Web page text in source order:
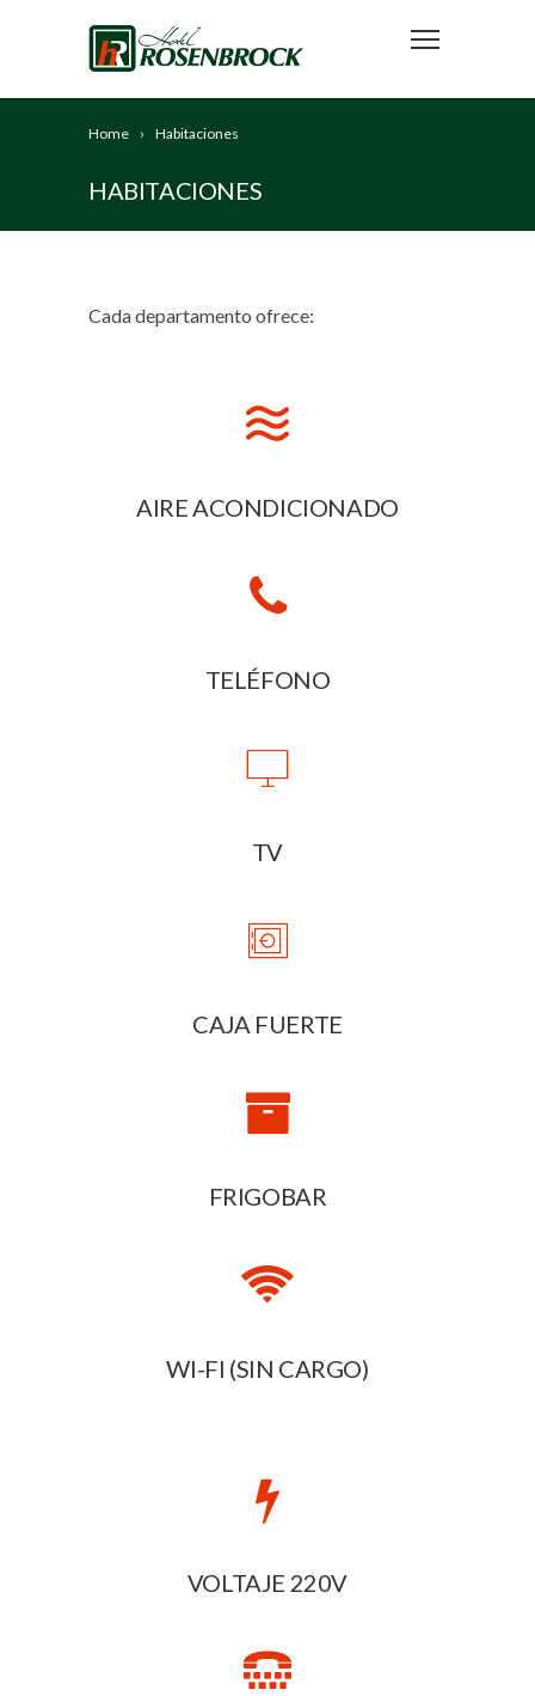
Home Habitaciones
HABITACIONES
Cada departamento ofrece:
AIRE ACONDICIONADO
TELÉFONO
TV
CAJA FUERTE
FRIGOBAR
WI-FI (SIN CARGO)
VOLTAJE 220V